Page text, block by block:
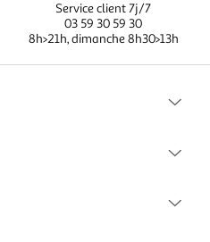
Service client 7j/7
03 59 30 59 30
8h>21h, dimanche 8h30>13h